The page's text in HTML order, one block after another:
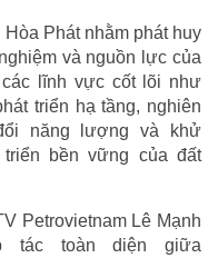
Phát nhằm phát huy
và nguồn lực của
lĩnh vực cốt lõi như
triển hạ tầng, nghiên
năng lượng và khử
bền vững của đất
Petrovietnam Lê Mạnh
tác toàn diện giữa